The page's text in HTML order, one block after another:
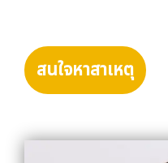
สนใจหาสาเหตุ